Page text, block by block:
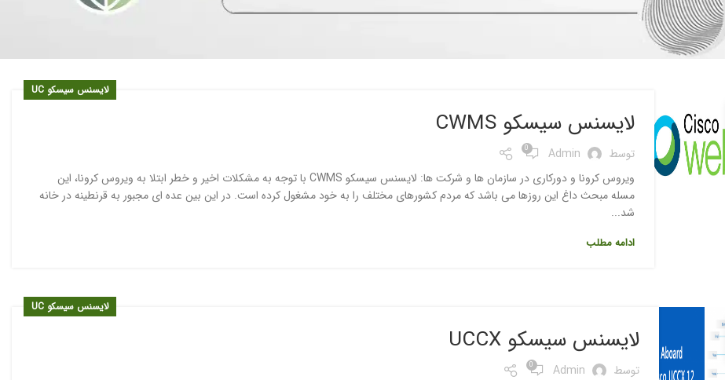
لایسنس سوئیچ سیسکو catalyst 9400
لایسنس سوئیچ سیسکو catalyst 9500
لایسنس سوئیچ سیسکو catalyst 9600
لایسنس سیسکو UC
لایسنس سیسکو CWMS
توسط Admin
0
ویروس کرونا و دورکاری در سازمان ها و شرکت ها: لایسنس سیسکو CWMS با توجه به مشکلات اخیر و خطر ابتلا به ویروس کرونا، این
مسله مبحث داغ این روزها می باشد که مردم کشورهای مختلف را به خود مشغول کرده است. در این بین عده ای مجبور به قرنطینه در خانه
شد...
ادامه مطلب
لایسنس سیسکو UC
لایسنس سیسکو UCCX
توسط Admin
0